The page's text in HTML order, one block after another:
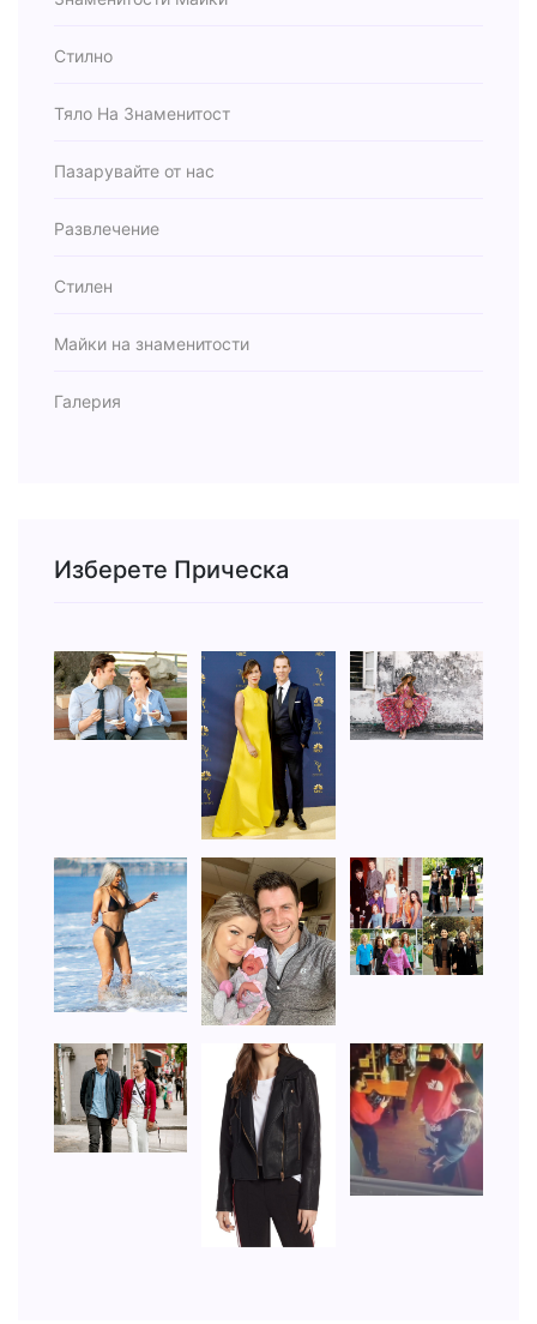
Стилно
Тяло На Знаменитост
Пазарувайте от нас
Развлечение
Стилен
Майки на знаменитости
Галерия
Изберете Прическа